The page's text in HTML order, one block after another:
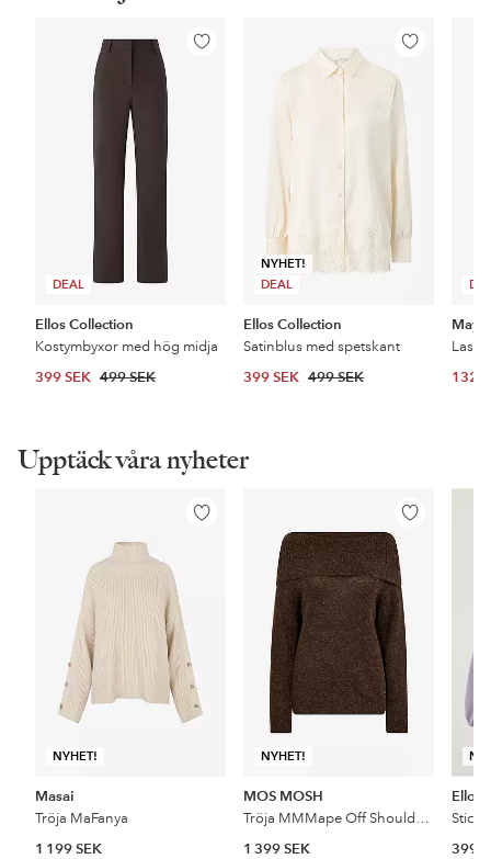
DEAL
Lägg
Ellos Collection
Kostymbyxor med hög midja
399 SEK 499 SEK
NYHET!
DEAL
Lägg
Ellos Collection
Satinblus med spetskant
399 SEK 499 SEK 132
Upptäck våra nyheter
NYHET!
Lägg
Masai
Tröja MaFanya
1 199 SEK
NYHET!
Lägg
MOS MOSH
Tröja MMMape Off Shoulder Knit
1 399 SEK
Ellos
399